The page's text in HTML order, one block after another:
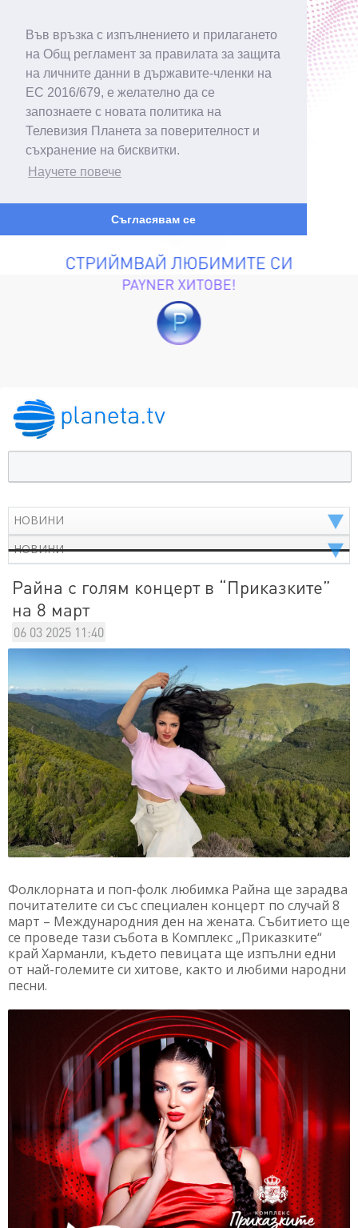
Във връзка с изпълнението и прилагането
на Общ регламент за правилата за защита
на личните данни в държавите-членки на
ЕС 2016/679, е желателно да се
запознаете с новата политика на
Телевизия Планета за поверителност и
съхранение на бисквитки.
Научете повече
Съгласявам се
Райна с голям концерт в “Приказките”
на 8 март
06 03 2025 11:40
Фолклорната и поп-фолк любимка Райна ще зарадва
почитателите си със специален концерт по случай 8
март – Международния ден на жената. Събитието ще
се проведе тази събота в Комплекс „Приказките“
край Харманли, където певицата ще изпълни едни
от най-големите си хитове, както и любими народни
песни.